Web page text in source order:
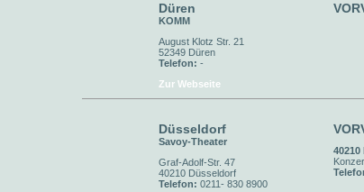
Düren
KOMM
August Klotz Str. 21
52349 Düren
Telefon: -
Zur Webseite
Düsseldorf
Savoy-Theater
Graf-Adolf-Str. 47
40210 Düsseldorf
Telefon: 0211- 830 8900